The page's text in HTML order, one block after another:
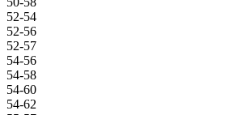
52-54
52-56
52-57
54-56
54-58
54-60
54-62